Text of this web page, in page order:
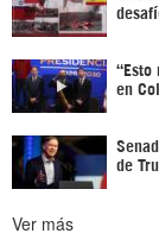
“Esto
en
de
Ver más